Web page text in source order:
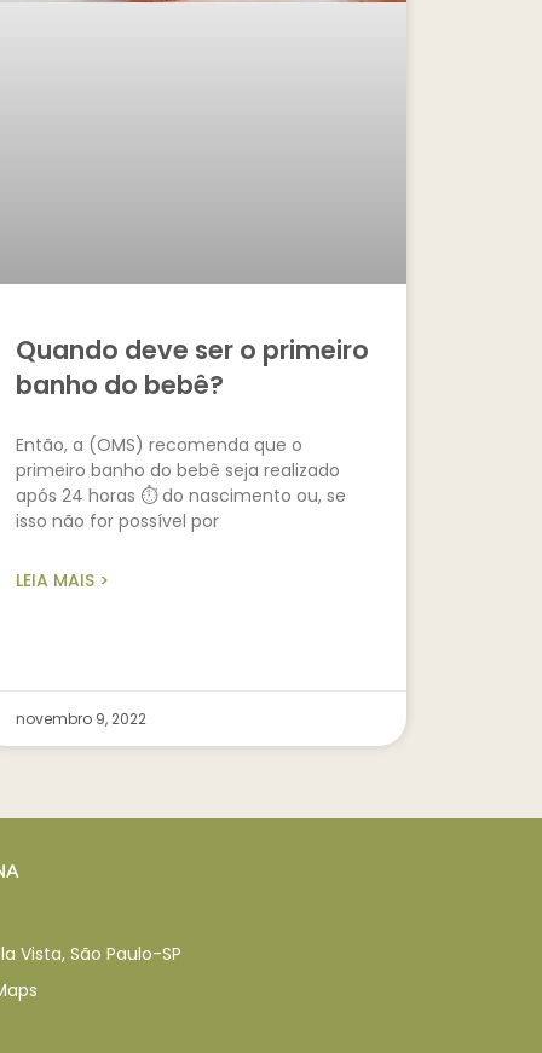
Quando deve ser o primeiro
banho do bebê?
Então, a (OMS) recomenda que o
primeiro banho do bebê seja realizado
após 24 horas ⏱ do nascimento ou, se
isso não for possível por
LEIA MAIS >
novembro 9, 2022
Vista, São Paulo-SP